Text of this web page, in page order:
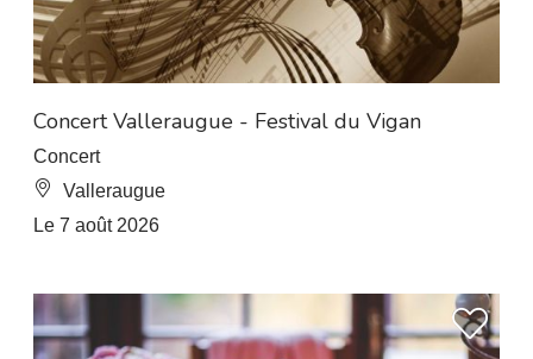
Concert Valleraugue - Festival du Vigan
Concert
Valleraugue
Le 7 août 2026